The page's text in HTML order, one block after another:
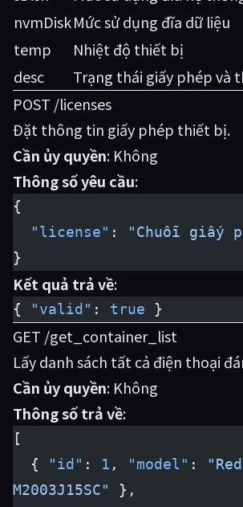
nvmDiskMức sử dụng đĩa dữ liệu
temp
Nhiệt độ thiết bị
desc
Trạng thái giấy phép và
POST /licenses
Đặt thông tin giấy phép thiết bị.
Cần ủy quyền: Không
Thông số yêu cầu:
{
  "license"
:
"Chuỗi giấy
}
Kết quả trả về:
{ "valid" : true }
GET /get_container_list
Lấy danh sách tất cả điện thoại
Cần ủy quyền: Không
Thông số trả về:
[
  {
"id" : 1 , "model" :
M2003J15SC"
},